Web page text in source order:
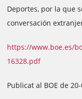
Deportes, por la que
conversación
https://www.boe.es/
16328.pdf
Publicat al BOE de